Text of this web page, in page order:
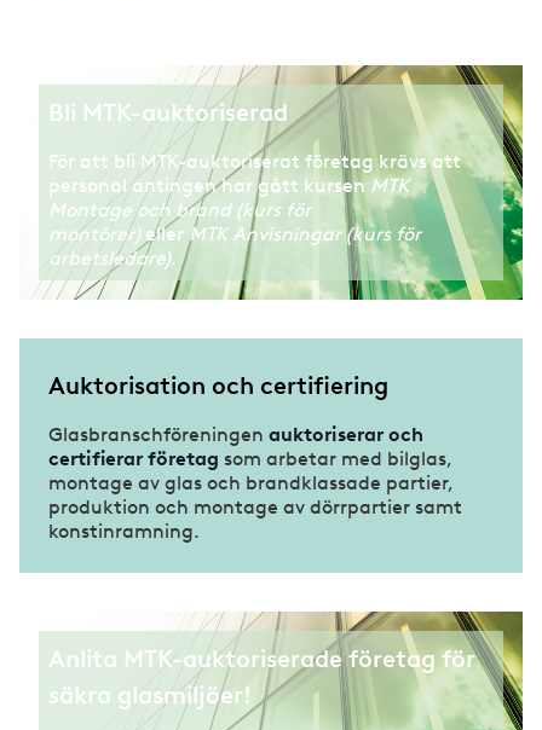
Bli MTK-auktoriserad
För att bli MTK-auktoriserat företag krävs att
personal antingen har gått kursen MTK
Montage och brand (kurs för
montörer) eller MTK Anvisningar (kurs för
arbetsledare).
Auktorisation och certifiering
Glasbranschföreningen auktoriserar och
certifierar företag som arbetar med bilglas,
montage av glas och brandklassade partier,
produktion och montage av dörrpartier samt
konstinramning.
Anlita MTK-auktoriserade företag för
säkra glasmiljöer!